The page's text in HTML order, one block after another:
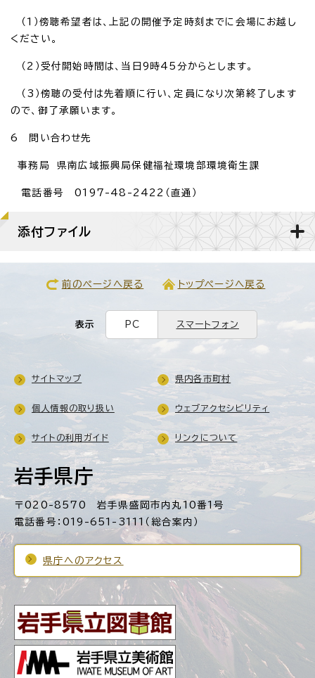
（1）傍聴希望者は、上記の開催予定時刻までに会場にお越し
ください。
（2）受付開始時間は、当日9時45分からとします。
（3）傍聴の受付は先着順に行い、定員になり次第終了します
ので、御了承願います。
6 問い合わせ先
事務局 県南広域振興局保健福祉環境部環境衛生課
電話番号 0197-48-2422（直通）
添付ファイル
前のページへ戻る トップページへ戻る
表示 PC スマートフォン
岩手県庁
〒020-8570 岩手県盛岡市内丸10番1号
電話番号：019-651-3111（総合案内）
県庁へのアクセス
サイトマップ 県内各市町村
個人情報の取り扱い ウェブアクセシビリティ
サイトの利用ガイド リンクについて